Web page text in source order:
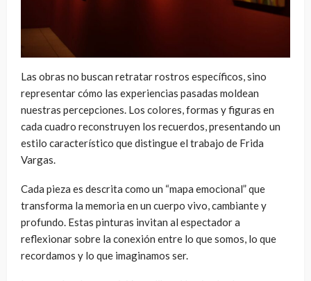
Las obras no buscan retratar rostros específicos, sino
representar cómo las experiencias pasadas moldean
nuestras percepciones. Los colores, formas y figuras en
cada cuadro reconstruyen los recuerdos, presentando un
estilo característico que distingue el trabajo de Frida
Vargas.
Cada pieza es descrita como un “mapa emocional” que
transforma la memoria en un cuerpo vivo, cambiante y
profundo. Estas pinturas invitan al espectador a
reflexionar sobre la conexión entre lo que somos, lo que
recordamos y lo que imaginamos ser.